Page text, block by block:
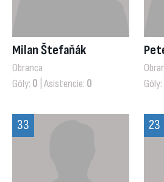
Milan Štefaňák
Obranca
Góly: 0 | Asistencie: 0
Góly:
33 23